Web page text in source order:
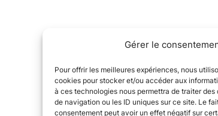
Gérer le
Pour offrir les meilleures expériences, nous
cookies pour stocker et/ou accéder aux
à ces technologies nous permettra de traiter
de navigation ou les ID uniques sur ce site. Le
consentement peut avoir un effet négatif sur